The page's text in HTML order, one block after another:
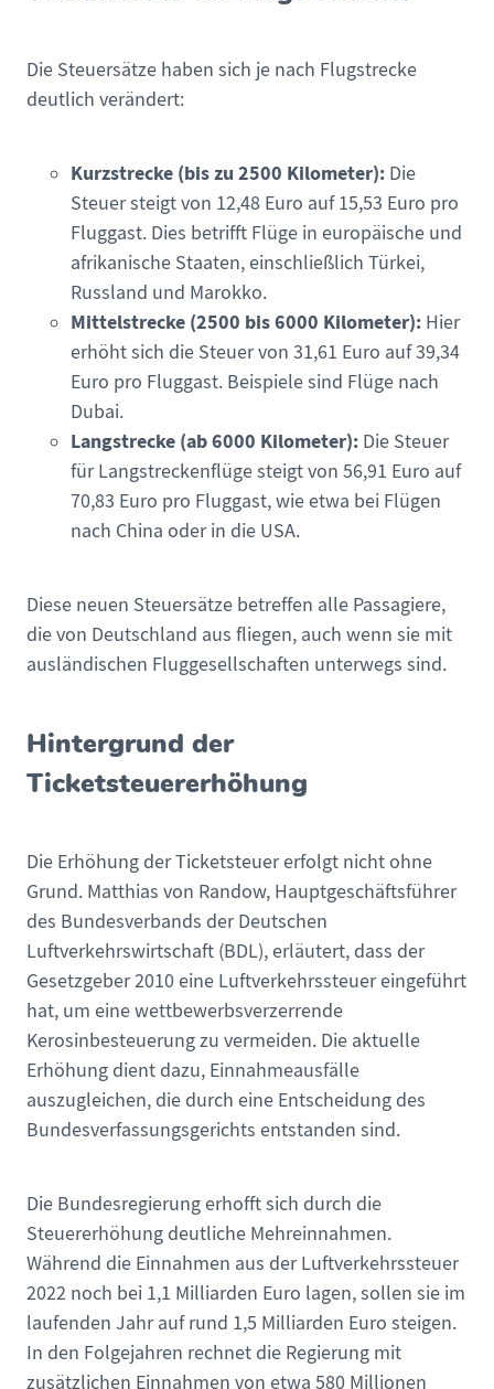
Die Steuersätze haben sich je nach Flugstrecke
deutlich verändert:
Kurzstrecke (bis zu 2500 Kilometer): Die
Steuer steigt von 12,48 Euro auf 15,53 Euro pro
Fluggast. Dies betrifft Flüge in europäische und
afrikanische Staaten, einschließlich Türkei,
Russland und Marokko.
Mittelstrecke (2500 bis 6000 Kilometer): Hier
erhöht sich die Steuer von 31,61 Euro auf 39,34
Euro pro Fluggast. Beispiele sind Flüge nach
Dubai.
Langstrecke (ab 6000 Kilometer): Die Steuer
für Langstreckenflüge steigt von 56,91 Euro auf
70,83 Euro pro Fluggast, wie etwa bei Flügen
nach China oder in die USA.
Diese neuen Steuersätze betreffen alle Passagiere,
die von Deutschland aus fliegen, auch wenn sie mit
ausländischen Fluggesellschaften unterwegs sind.
Hintergrund der
Ticketsteuererhöhung
Die Erhöhung der Ticketsteuer erfolgt nicht ohne
Grund. Matthias von Randow, Hauptgeschäftsführer
des Bundesverbands der Deutschen
Luftverkehrswirtschaft (BDL), erläutert, dass der
Gesetzgeber 2010 eine Luftverkehrssteuer eingeführt
hat, um eine wettbewerbsverzerrende
Kerosinbesteuerung zu vermeiden. Die aktuelle
Erhöhung dient dazu, Einnahmeausfälle
auszugleichen, die durch eine Entscheidung des
Bundesverfassungsgerichts entstanden sind.
Die Bundesregierung erhofft sich durch die
Steuererhöhung deutliche Mehreinnahmen.
Während die Einnahmen aus der Luftverkehrssteuer
2022 noch bei 1,1 Milliarden Euro lagen, sollen sie im
laufenden Jahr auf rund 1,5 Milliarden Euro steigen.
In den Folgejahren rechnet die Regierung mit
zusätzlichen Einnahmen von etwa 580 Millionen